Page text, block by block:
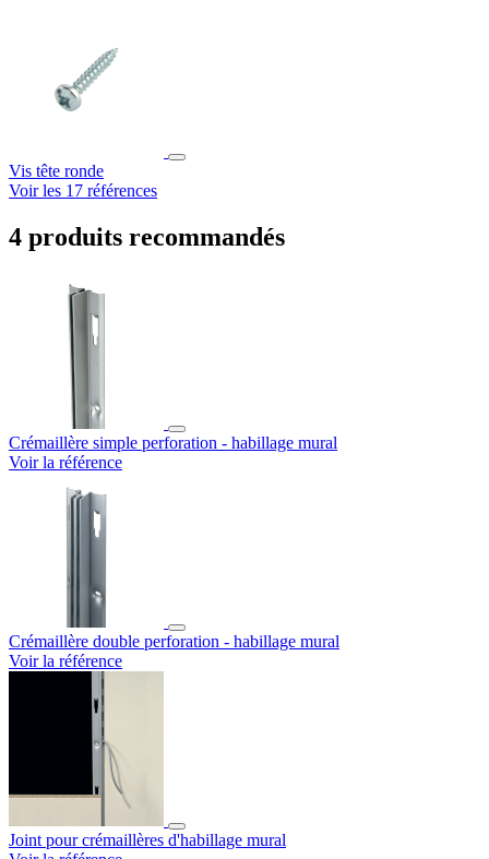
Vis tête ronde
Voir les 17 références
4 produits recommandés
Crémaillère simple perforation - habillage mural
Voir la référence
Crémaillère double perforation - habillage mural
Voir la référence
Joint pour crémaillères d'habillage mural